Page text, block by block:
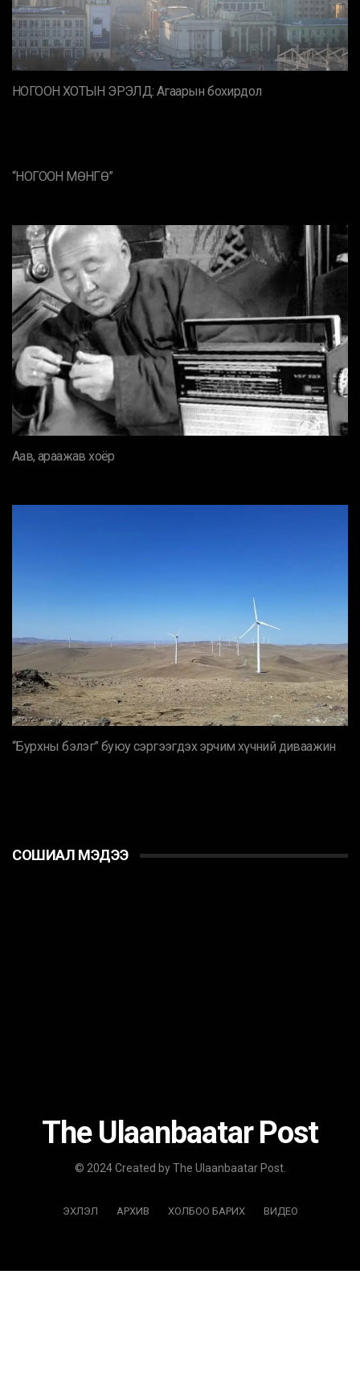
НОГООН ХОТЫН ЭРЭЛД: Агаарын бохирдол
“НОГООН МӨНГӨ”
Аав, араажав хоёр
“Бурхны бэлэг” буюу сэргээгдэх эрчим хүчний диваажин
СОШИАЛ МЭДЭЭ
The Ulaanbaatar Post
© 2024 Created by The Ulaanbaatar Post.
ЭХЛЭЛ АРХИВ ХОЛБОО БАРИХ ВИДЕО